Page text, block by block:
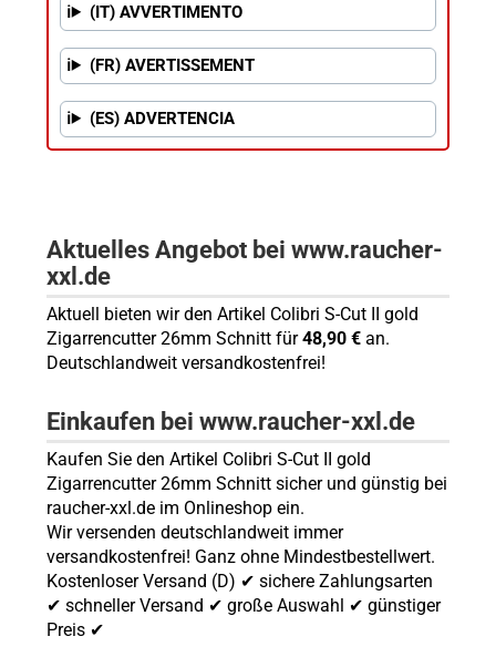
(IT) AVVERTIMENTO
(FR) AVERTISSEMENT
(ES) ADVERTENCIA
Aktuelles Angebot bei www.raucher-
xxl.de
Aktuell bieten wir den Artikel Colibri S-Cut II gold
Zigarrencutter 26mm Schnitt für48,90 €an.
Deutschlandweit versandkostenfrei!
Einkaufen bei www.raucher-xxl.de
Kaufen Sie den Artikel Colibri S-Cut II gold
Zigarrencutter 26mm Schnitt sicher und günstig bei
raucher-xxl.de im Onlineshop ein.
Wir versenden deutschlandweit immer
versandkostenfrei! Ganz ohne Mindestbestellwert.
Kostenloser Versand (D) ✔ sichere Zahlungsarten
✔ schneller Versand ✔ große Auswahl ✔ günstiger
Preis ✔